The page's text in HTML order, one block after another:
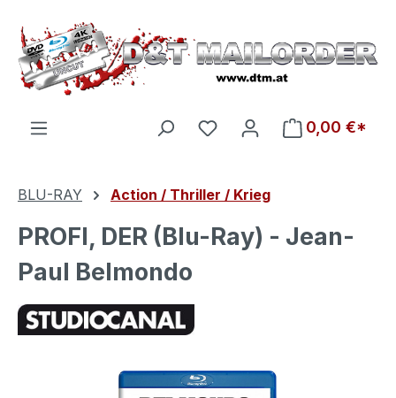
Zum Hauptinhalt springen
Du hast 0 Produkte auf
0,00 €*
BLU-RAY Action / Thriller / Krieg
PROFI, DER (Blu-Ray) - Jean-
Paul Belmondo
Bildergalerie überspringen